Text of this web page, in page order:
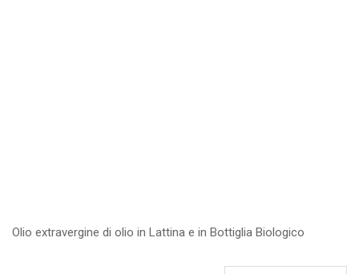
Olio extravergine di olio in Lattina e in Bottiglia Biologico